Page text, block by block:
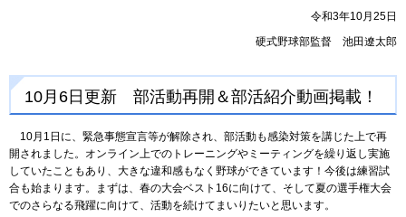
令和3年10月25日
硬式野球部監督 池田遼太郎
10月6日更新 部活動再開＆部活紹介動画掲載！
10月1日に、緊急事態宣言等が解除され、部活動も感染対策を講じた上で再
開されました。オンライン上でのトレーニングやミーティングを繰り返し実施
していたこともあり、大きな違和感もなく野球ができています！今後は練習試
合も始まります。まずは、春の大会ベスト16に向けて、そして夏の選手権大会
でのさらなる飛躍に向けて、活動を続けてまいりたいと思います。